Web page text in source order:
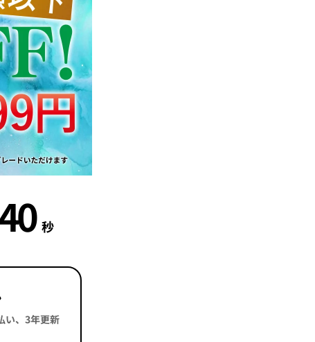
秒
い、3年更新